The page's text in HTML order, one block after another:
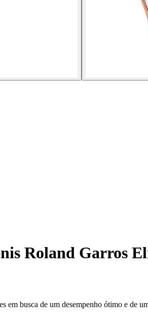
Roland Garros
em busca de um desempenho ótimo e de